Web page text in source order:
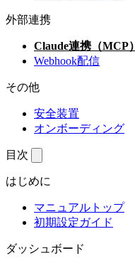
外部連携
Claude連携（MCP）
Webhook配信
その他
安全装置
オンボーディング
目次
はじめに
マニュアルトップ
初期設定ガイド
ダッシュボード